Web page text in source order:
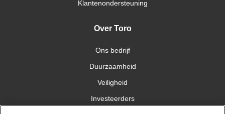
Klantenondersteuning
Over Toro
Ons bedrijf
Duurzaamheid
Veiligheid
Investeerders